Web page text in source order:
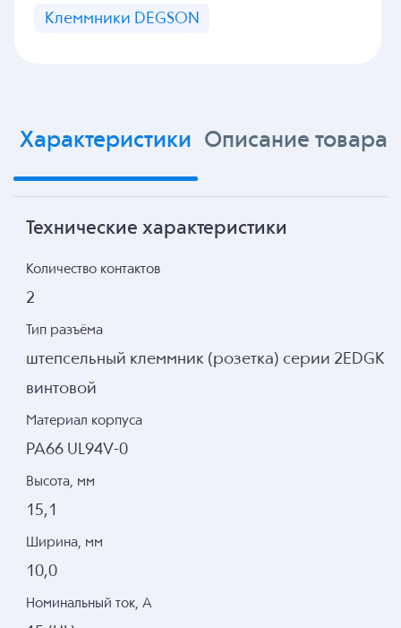
Клеммники DEGSON
Характеристики Описание товара
Технические характеристики
Количество контактов
2
Тип разъёма
штепсельный клеммник (розетка) серии 2EDGK
винтовой
Материал корпуса
PA66 UL94V-0
Высота, мм
15,1
Ширина, мм
10,0
Номинальный ток, А